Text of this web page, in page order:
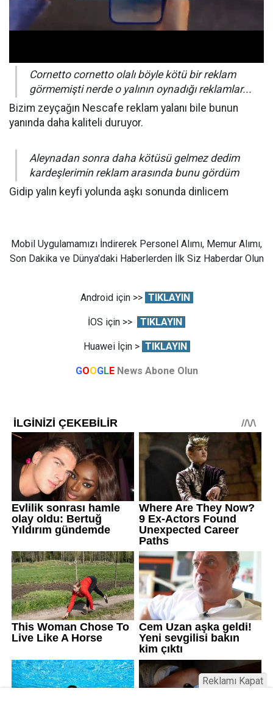
Cornetto cornetto olalı böyle kötü bir reklam
görmemişti nerde o yalının oynadığı reklamlar...
Bizim zeyçağın Nescafe reklam yalanı bile bunun
yanında daha kaliteli duruyor.
Aleynadan sonra daha kötüsü gelmez dedim
kardeşlerimin reklam arasında bunu gördüm
Gidip yalın keyfi yolunda aşkı sonunda dinlicem
Mobil Uygulamamızı İndirerek Personel Alımı, Memur Alımı,
Son Dakika ve Dünya'daki Haberlerden İlk Siz Haberdar Olun
Android için >> TIKLAYIN
İOS için >> TIKLAYIN
Huawei İçin > TIKLAYIN
GOOGLE News Abone Olun
Reklamı Kapat